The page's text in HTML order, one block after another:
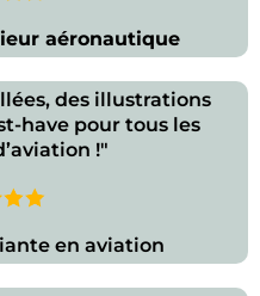
aéronautique
des illustrations
have pour tous les
!"
en aviation